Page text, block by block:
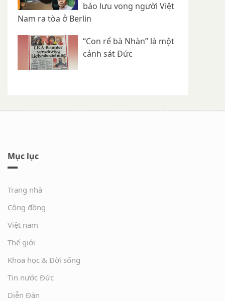
báo lưu vong người Việt
Nam ra tòa ở Berlin
“Con rể bà Nhàn” là một
cảnh sát Đức
Mục lục
Trang nhà
Cộng đồng
Việt nam
Thế giới
Khoa học & Đời sống
Tin nước Đức
Diễn Đàn